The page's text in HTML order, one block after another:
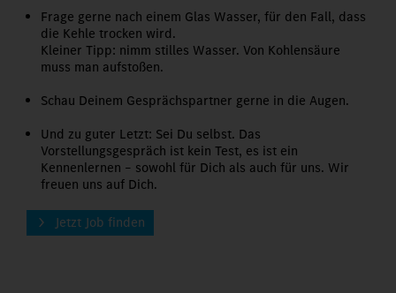
Frage gerne nach einem Glas Wasser, für den Fall, dass
die Kehle trocken wird.
Kleiner Tipp: nimm stilles Wasser. Von Kohlensäure
muss man aufstoßen.
Schau Deinem Gesprächspartner gerne in die Augen.
Und zu guter Letzt: Sei Du selbst. Das
Vorstellungsgespräch ist kein Test, es ist ein
Kennenlernen – sowohl für Dich als auch für uns. Wir
freuen uns auf Dich.
Jetzt Job finden